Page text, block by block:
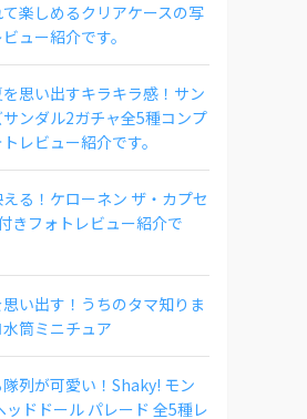
楽しめるクリアケースの写
ュー紹介です。
思い出すキラキラ感！サン
ンダル2ガチャ全5種コンプ
レビュー紹介です。
る！ケローネン ザ・カプセ
きフォトレビュー紹介で
い出す！うちのタマ知りま
筒ミニチュア
列が可愛い！Shaky! モン
ッドドール パレード 全5種レ